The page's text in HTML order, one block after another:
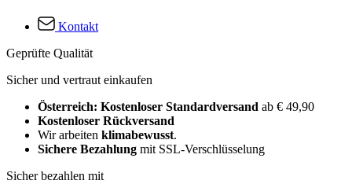
Kontakt
Geprüfte Qualität
Sicher und vertraut einkaufen
Österreich: Kostenloser Standardversand ab € 49,90
Kostenloser Rückversand
Wir arbeiten klimabewusst.
Sichere Bezahlung mit SSL-Verschlüsselung
Sicher bezahlen mit